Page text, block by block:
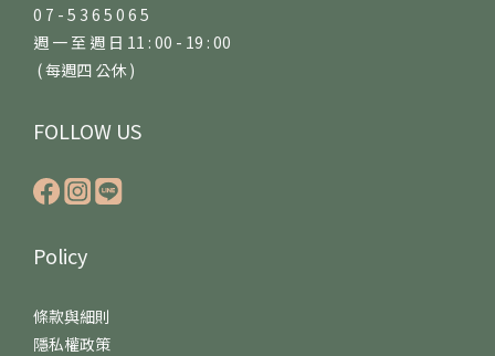
0 7 - 5 3 6 5 0 6 5
週 一 至 週 日 11 : 00 - 19 : 00
( 每週四 公休 )
FOLLOW US
Policy
條款與細則
隱私權政策